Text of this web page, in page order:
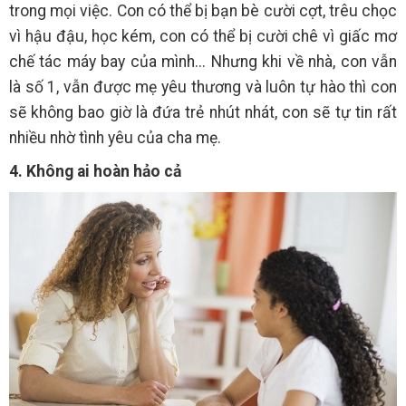
trong mọi việc. Con có thể bị bạn bè cười cợt, trêu chọc
vì hậu đậu, học kém, con có thể bị cười chê vì giấc mơ
chế tác máy bay của mình... Nhưng khi về nhà, con vẫn
là số 1, vẫn được mẹ yêu thương và luôn tự hào thì con
sẽ không bao giờ là đứa trẻ nhút nhát, con sẽ tự tin rất
nhiều nhờ tình yêu của cha mẹ.
4. Không ai hoàn hảo cả